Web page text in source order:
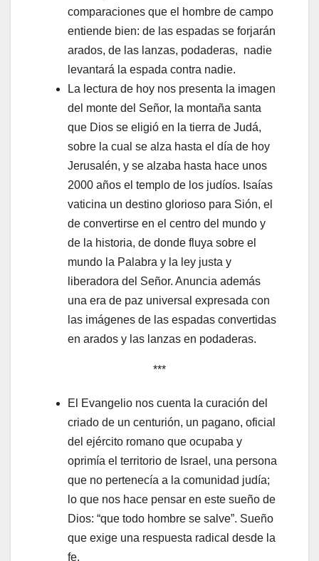
comparaciones que el hombre de campo
entiende bien: de las espadas se forjarán
arados, de las lanzas, podaderas, nadie
levantará la espada contra nadie.
La lectura de hoy nos presenta la imagen
del monte del Señor, la montaña santa
que Dios se eligió en la tierra de Judá,
sobre la cual se alza hasta el día de hoy
Jerusalén, y se alzaba hasta hace unos
2000 años el templo de los judíos. Isaías
vaticina un destino glorioso para Sión, el
de convertirse en el centro del mundo y
de la historia, de donde fluya sobre el
mundo la Palabra y la ley justa y
liberadora del Señor. Anuncia además
una era de paz universal expresada con
las imágenes de las espadas convertidas
en arados y las lanzas en podaderas.
***
El Evangelio nos cuenta la curación del
criado de un centurión, un pagano, oficial
del ejército romano que ocupaba y
oprimía el territorio de Israel, una persona
que no pertenecía a la comunidad judía;
lo que nos hace pensar en este sueño de
Dios: “que todo hombre se salve”. Sueño
que exige una respuesta radical desde la
fe.